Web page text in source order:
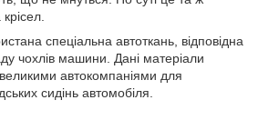
спеціальна автоткань, відповідна
чохлів машини. Дані матеріали
автокомпаніями для
сидінь автомобіля.